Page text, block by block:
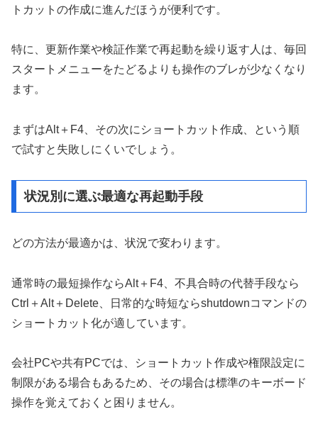
トカットの作成に進んだほうが便利です。
特に、更新作業や検証作業で再起動を繰り返す人は、毎回
スタートメニューをたどるよりも操作のブレが少なくなり
ます。
まずはAlt＋F4、その次にショートカット作成、という順
で試すと失敗しにくいでしょう。
状況別に選ぶ最適な再起動手段
どの方法が最適かは、状況で変わります。
通常時の最短操作ならAlt＋F4、不具合時の代替手段なら
Ctrl＋Alt＋Delete、日常的な時短ならshutdownコマンドの
ショートカット化が適しています。
会社PCや共有PCでは、ショートカット作成や権限設定に
制限がある場合もあるため、その場合は標準のキーボード
操作を覚えておくと困りません。